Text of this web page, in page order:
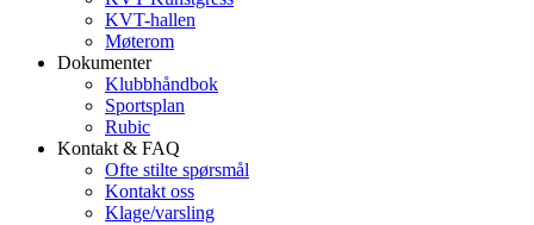
KVT-hallen
Møterom
Dokumenter
Klubbhåndbok
Sportsplan
Rubic
Kontakt & FAQ
Ofte stilte spørsmål
Kontakt oss
Klage/varsling